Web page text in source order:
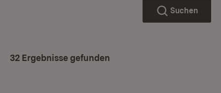
Suchen
32 Ergebnisse gefunden